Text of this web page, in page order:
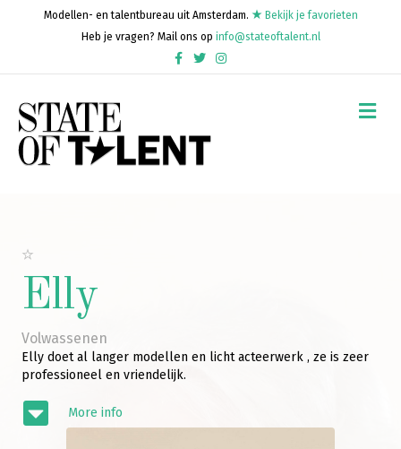
Modellen- en talentbureau uit Amsterdam.
Bekijk je favorieten
Heb je vragen? Mail ons op info@stateoftalent.nl
FacebookTwitterInstagram
Elly
Volwassenen
Elly doet al langer modellen en licht acteerwerk , ze is zeer
professioneel en vriendelijk.
More info